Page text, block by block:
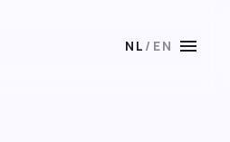
NL / EN menu